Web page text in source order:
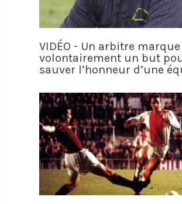
VIDÉO - Un arbitre marque
volontairement un but
sauver l’honneur d’une